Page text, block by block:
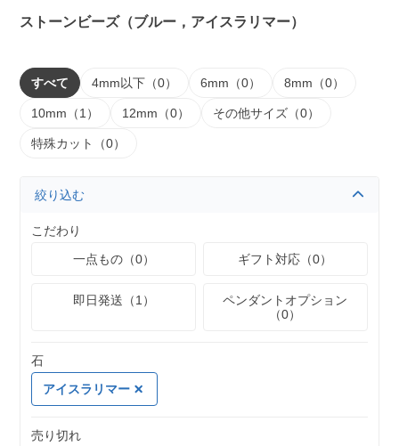
ストーンビーズ（ブルー，アイスラリマー）
すべて 4mm以下（0） 6mm（0） 8mm（0）
10mm（1） 12mm（0） その他サイズ（0）
特殊カット（0）
絞り込む
こだわり
一点もの（0）
ギフト対応（0）
即日発送（1）
ペンダントオプション
（0）
石
アイスラリマー
売り切れ